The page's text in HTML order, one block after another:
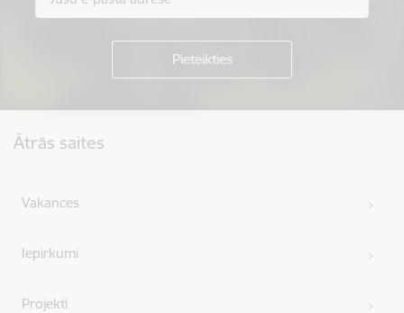
Ātrās saites
Vakances
Iepirkumi
Projekti